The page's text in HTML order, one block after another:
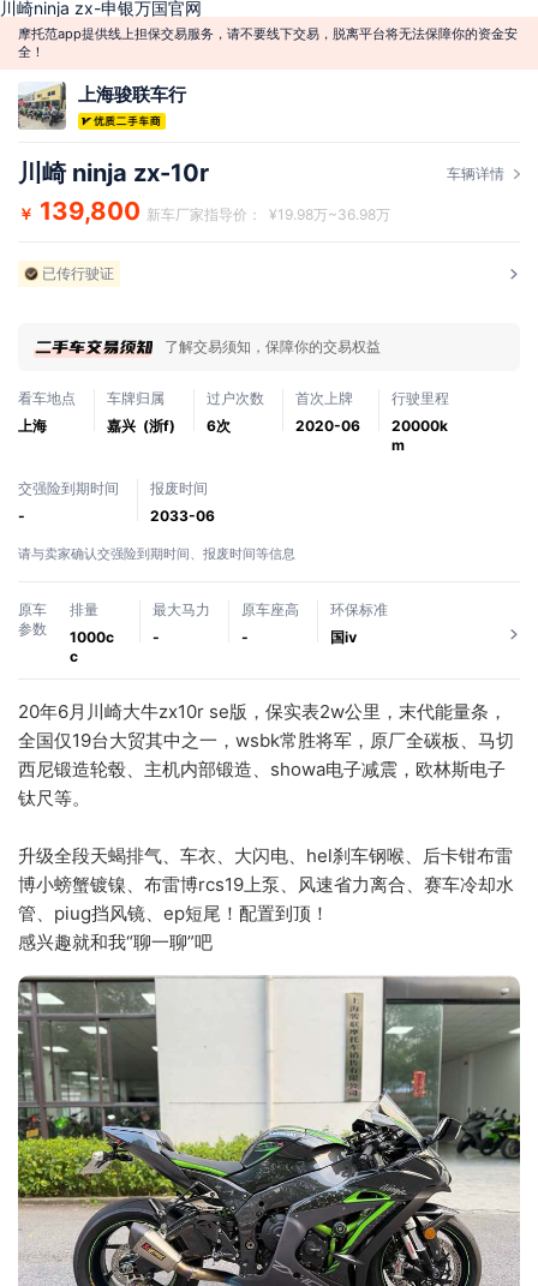
川崎ninja zx-申银万国官网
摩托范app提供线上担保交易服务，请不要线下交易，脱离平台将无法保障你的资金安
全！
上海骏联车行
川崎 ninja zx-10r 车辆详情
￥ 139,800 新车厂家指导价： ¥19.98万~36.98万
已传行驶证
了解交易须知，保障你的交易权益
看车地点
上海
车牌归属
嘉兴 (浙f)
过户次数
6次
首次上牌
2020-06
行驶里程
20000k
m
交强险到期时间
-
报废时间
2033-06
请与卖家确认交强险到期时间、报废时间等信息
原车
参数
排量
1000c
c
最大马力
-
原车座高
-
环保标准
国ⅳ
20年6月川崎大牛zx10r se版，保实表2w公里，末代能量条，
全国仅19台大贸其中之一，wsbk常胜将军，原厂全碳板、马切
西尼锻造轮毂、主机内部锻造、showa电子减震，欧林斯电子
钛尺等。
升级全段天蝎排气、车衣、大闪电、hel刹车钢喉、后卡钳布雷
博小螃蟹镀镍、布雷博rcs19上泵、风速省力离合、赛车冷却水
管、piug挡风镜、ep短尾！配置到顶！
感兴趣就和我“聊一聊”吧